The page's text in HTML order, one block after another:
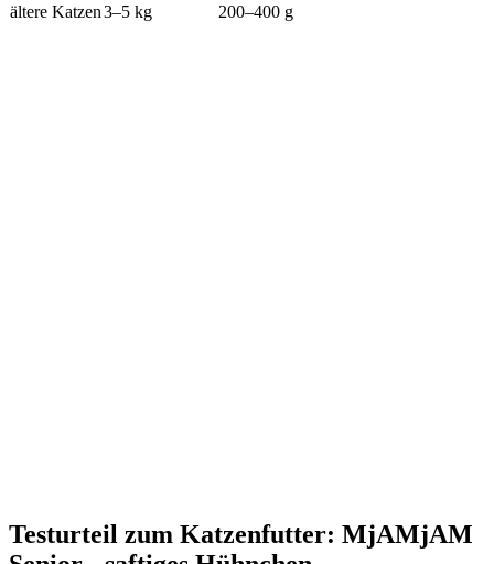
ältere Katzen3–5 kg 200–400 g
Testurteil zum Katzenfutter: MjAMjAM